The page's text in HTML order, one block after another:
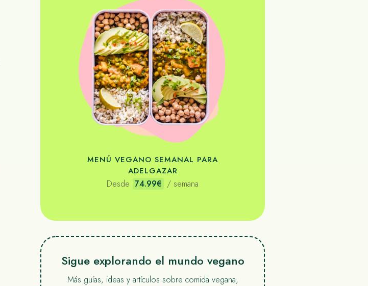
MENÚ VEGANO SEMANAL PARA
ADELGAZAR
Desde 74.99€ / semana
Sigue explorando el mundo vegano
Más guías, ideas y artículos sobre comida vegana,